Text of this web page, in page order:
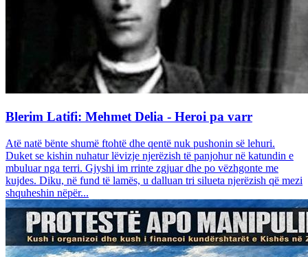
Blerim Latifi: Mehmet Delia - Heroi pa varr
Atë natë bënte shumë ftohtë dhe qentë nuk pushonin së lehuri.
Duket se kishin nuhatur lëvizje njerëzish të panjohur në katundin e
mbuluar nga terri. Gjyshi im rrinte zgjuar dhe po vëzhgonte me
kujdes. Diku, në fund të lamës, u dalluan tri silueta njerëzish që mezi
shquheshin nëpër...